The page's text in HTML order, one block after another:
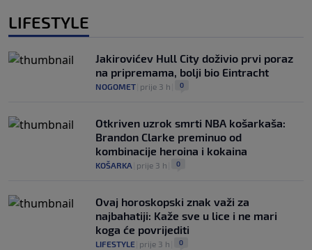
LIFESTYLE
Jakirovićev Hull City doživio prvi poraz
na pripremama, bolji bio Eintracht
NOGOMET prije 3 h 0
Otkriven uzrok smrti NBA košarkaša:
Brandon Clarke preminuo od
kombinacije heroina i kokaina
KOŠARKA prije 3 h 0
Ovaj horoskopski znak važi za
najbahatiji: Kaže sve u lice i ne mari
koga će povrijediti
LIFESTYLE prije 3 h 0